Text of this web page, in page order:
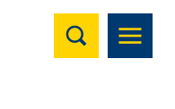
Suchen